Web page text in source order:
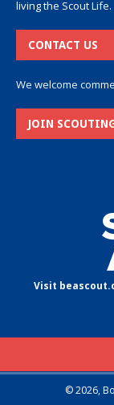
living the Scout Life.
CONTACT US
We welcome
JOIN
Visit
© 2026,